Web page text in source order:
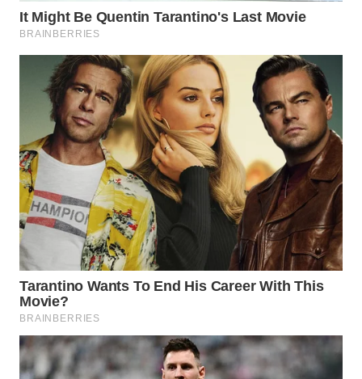
WN
WN
SOLO
WN
BOROBUDUR
WN
MADURA
WN
SURABAYA
NATUNA